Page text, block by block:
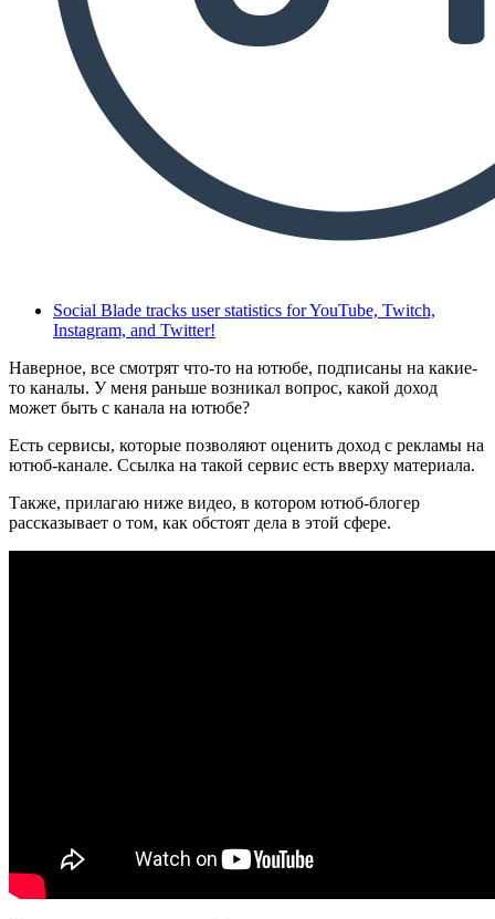
Social Blade tracks user statistics for YouTube, Twitch,
Instagram, and Twitter!
Наверное, все смотрят что-то на ютюбе, подписаны на какие-
то каналы. У меня раньше возникал вопрос, какой доход
может быть с канала на ютюбе?
Есть сервисы, которые позволяют оценить доход с рекламы на
ютюб-канале. Ссылка на такой сервис есть вверху материала.
Также, прилагаю ниже видео, в котором ютюб-блогер
рассказывает о том, как обстоят дела в этой сфере.